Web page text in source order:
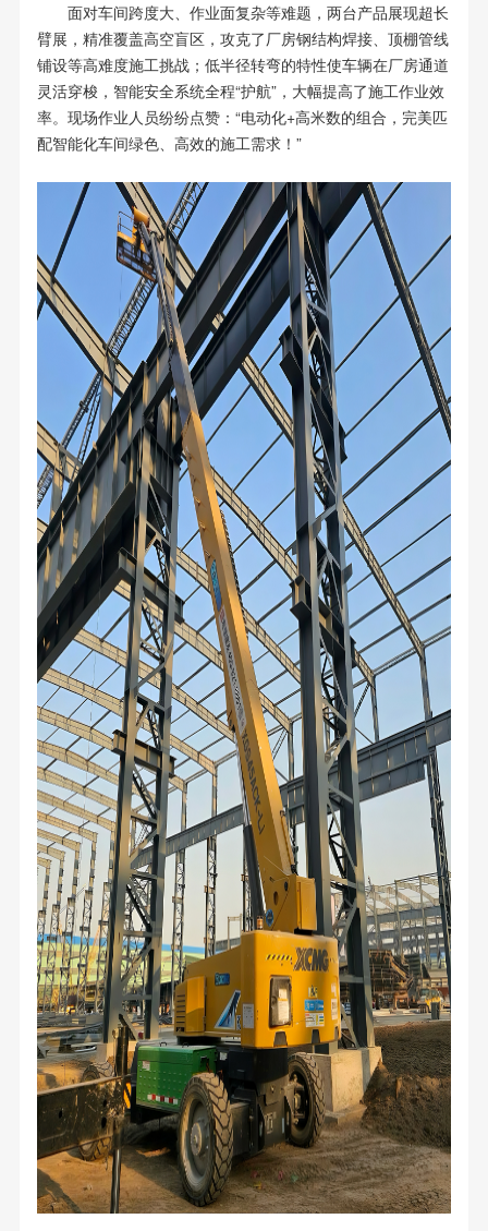
面对车间跨度大、作业面复杂等难题，两台产品展现超长
臂展，精准覆盖高空盲区，攻克了厂房钢结构焊接、顶棚管线
铺设等高难度施工挑战；低半径转弯的特性使车辆在厂房通道
灵活穿梭，智能安全系统全程“护航”，大幅提高了施工作业效
率。 现场作业人员纷纷点赞：“电动化+高米数的组合，完美匹
配智能化车间绿色、高效的施工需求！”